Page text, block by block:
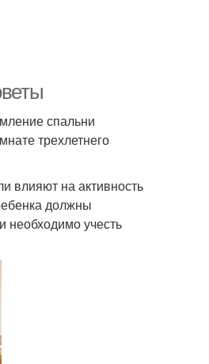
спальни
трехлетнего
влияют на активность
должны
учесть